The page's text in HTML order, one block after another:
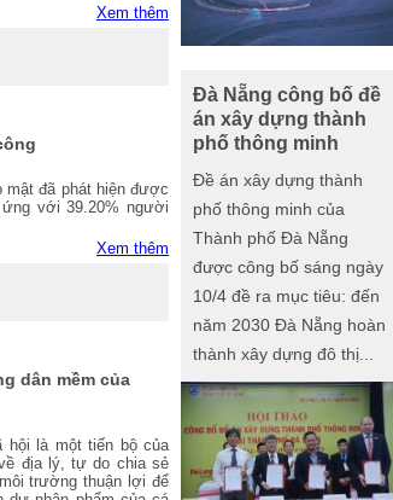
Xem thêm
mật đã phát hiện được
với 39.20% người
Xem thêm
dân mềm của
hội là một tiến bộ của
địa lý, tự do chia sẻ
trường thuận lợi để
Đà Nẵng công bố đề
án xây dựng thành
phố thông minh
Đề án xây dựng thành
phố thông minh của
Thành phố Đà Nẵng
được công bố sáng ngày
10/4 đề ra mục tiêu: đến
năm 2030 Đà Nẵng hoàn
thành xây dựng đô thị...